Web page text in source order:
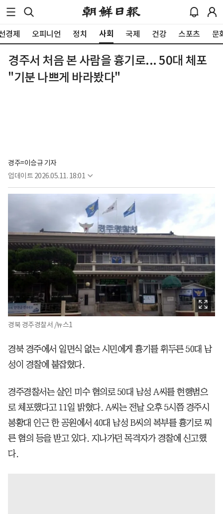
경제 오피니언 정치 사회 국제 건강 스포츠 문
경주서 처음 본 사람을 흉기로... 50대 체포
"기분 나쁘게 바라봤다"
경주=이승규 기자
업데이트 2026.05.11. 18:01
경북 경주경찰서 /뉴스1
경북 경주에서 일면식 없는 시민에게 흉기를 휘두른 50대 남
성이 경찰에 붙잡혔다.
경주경찰서는 살인 미수 혐의로 50대 남성 A씨를 현행범으
로 체포했다고 11일 밝혔다. A씨는 전날 오후 5시쯤 경주시
봉황대 인근 한 공원에서 40대 남성 B씨의 복부를 흉기로 찌
른 혐의 등을 받고 있다. 지나가던 목격자가 경찰에 신고했
다.